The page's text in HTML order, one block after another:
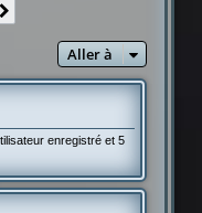
Aller à
enregistré et 5